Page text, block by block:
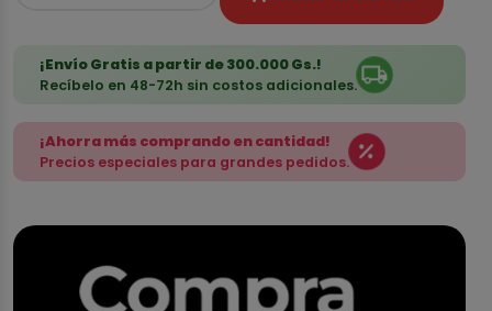
¡Envío Gratis a partir de 300.000 Gs.!
Recíbelo en 48-72h sin costos adicionales.
¡Ahorra más comprando en cantidad!
Precios especiales para grandes pedidos.